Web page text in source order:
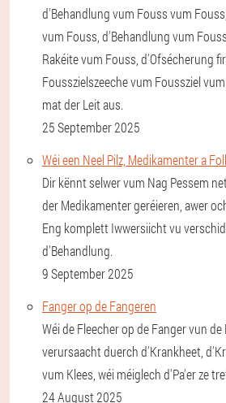
d'Behandlung vum Fouss vum
vum Fouss, d'Behandlung vum
Rakéite vum Fouss, d'Ofsécherung
Fousszielszeeche vum Foussziel
mat der Leit aus.
25 September 2025
Wéi een Neel Pilz, Medikamenter a
Dir kënnt selwer vum Nag Pessem
der Medikamenter geréieren, awer
Eng komplett Iwwersiicht vu
d'Behandlung.
9 September 2025
Fanger op de Fangeren
Wéi de Fleecher op de Fanger vun de
verursaacht duerch d'Krankheet,
vum Klees, wéi méiglech d'Pa'er ze
24 August 2025